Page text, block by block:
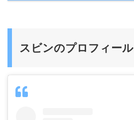
スビンのプロフィール